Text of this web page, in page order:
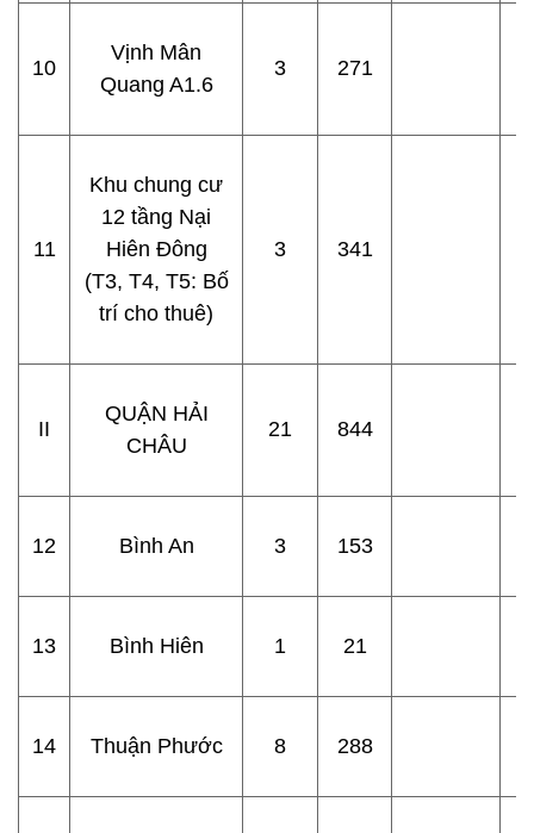
10
Vịnh Mân
Quang A1.6
3 271
11
Khu chung cư
12 tầng Nại
Hiên Đông
(T3, T4, T5: Bố
trí cho thuê)
3 341
II
QUẬN HẢI
CHÂU
21 844
12 Bình An 3 153
13 Bình Hiên 1 21
14 Thuận Phước 8 288